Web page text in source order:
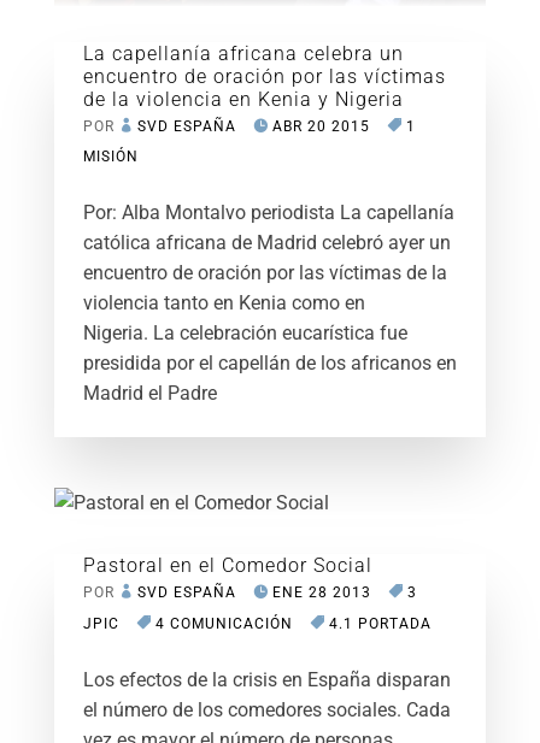
La capellanía africana celebra un
encuentro de oración por las víctimas
de la violencia en Kenia y Nigeria
POR SVD ESPAÑA ABR 20 2015
1
MISIÓN
Por: Alba Montalvo periodista La capellanía
católica africana de Madrid celebró ayer un
encuentro de oración por las víctimas de la
violencia tanto en Kenia como en
Nigeria. La celebración eucarística fue
presidida por el capellán de los africanos en
Madrid el Padre
Pastoral en el Comedor Social
POR SVD ESPAÑA ENE 28 2013
3
JPIC
4 COMUNICACIÓN 4.1 PORTADA
Los efectos de la crisis en España disparan
el número de los comedores sociales. Cada